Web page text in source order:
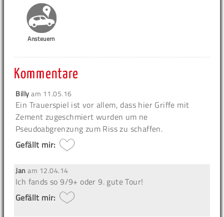
Ansteuern
Kommentare
Billyam 11.05.16
Ein Trauerspiel ist vor allem, dass hier Griffe mit
Zement zugeschmiert wurden um ne
Pseudoabgrenzung zum Riss zu schaffen.
Gefällt mir:
Janam 12.04.14
Ich fands so 9/9+ oder 9. gute Tour!
Gefällt mir: